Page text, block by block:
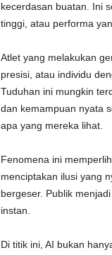
kecerdasan buatan. Ini
tinggi, atau performa
Atlet yang melakukan
presisi, atau individu
Tuduhan ini mungkin
dan kemampuan nyata
apa yang mereka lihat.
Fenomena ini
menciptakan ilusi yang
bergeser. Publik
instan.
Di titik ini, AI bukan